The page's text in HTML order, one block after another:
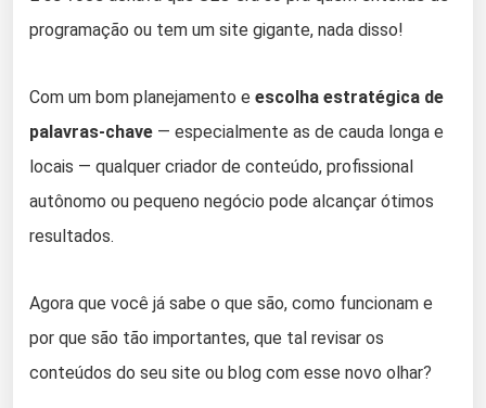
programação ou tem um site gigante, nada disso!
Com um bom planejamento e escolha estratégica de
palavras-chave — especialmente as de cauda longa e
locais — qualquer criador de conteúdo, profissional
autônomo ou pequeno negócio pode alcançar ótimos
resultados.
Agora que você já sabe o que são, como funcionam e
por que são tão importantes, que tal revisar os
conteúdos do seu site ou blog com esse novo olhar?